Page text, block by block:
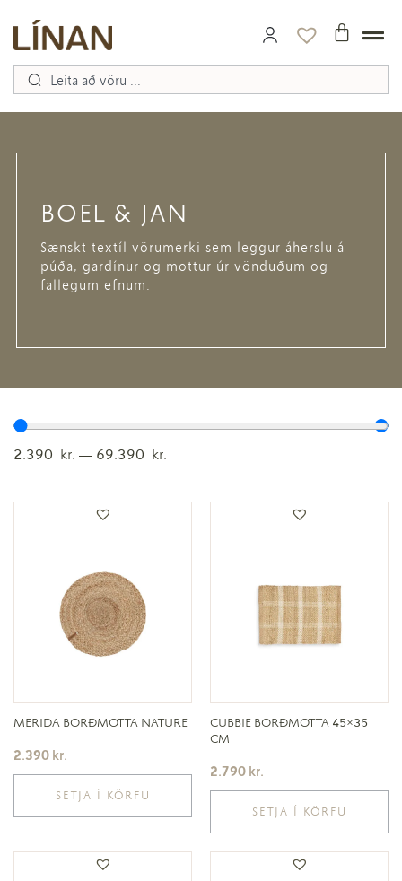
BOEL & JAN
Sænskt textíl vörumerki sem leggur áherslu á
púða, gardínur og mottur úr vönduðum og
fallegum efnum.
2.390 kr. — 69.390 kr.
MERIDA BORÐMOTTA NATURE
2.390 kr.
SETJA Í KÖRFU
CUBBIE BORÐMOTTA 45×35
CM
2.790 kr.
SETJA Í KÖRFU